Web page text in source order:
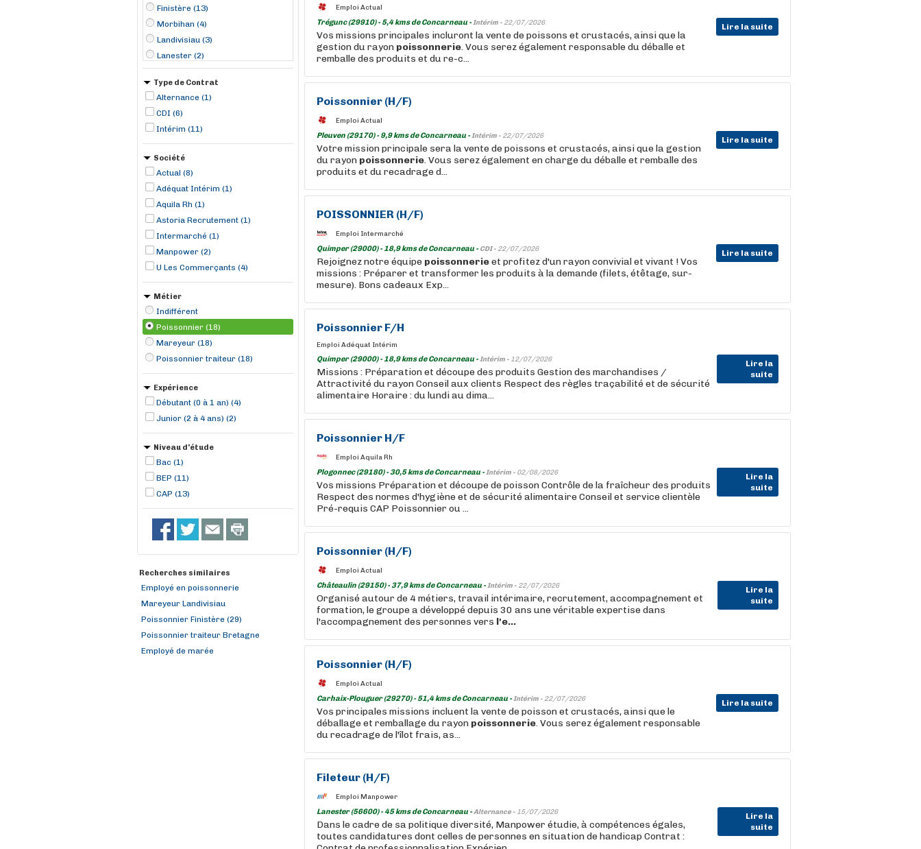
Finistère (13)
Morbihan (4)
Landivisiau (3)
Lanester (2)
Quimper (2)
Baud (1)
Belz (1)
Brest (1)
Carhaix-Plouguer (1)
Type de Contrat
Alternance (1)
CDI (6)
Intérim (11)
Société
Actual (8)
Adéquat Intérim (1)
Aquila Rh (1)
Astoria Recrutement (1)
Intermarché (1)
Manpower (2)
U Les Commerçants (4)
Métier
Indifférent
Poissonnier (18)
Mareyeur (18)
Poissonnier traiteur (18)
Expérience
Débutant (0 à 1 an) (4)
Junior (2 à 4 ans) (2)
Niveau d'étude
Bac (1)
BEP (11)
CAP (13)
Recherches similaires
Employé en poissonnerie
Mareyeur Landivisiau
Poissonnier Finistère (29)
Poissonnier traiteur Bretagne
Employé de marée
Emploi Actual
Trégunc (29910) - 5,4 kms de Concarneau -Intérim - 22/07/2026 Lire la suite
Vos missions principales incluront la vente de poissons et crustacés, ainsi que la
gestion du rayon poissonnerie. Vous serez également responsable du déballe et
remballe des produits et du re-c...
Poissonnier (H/F)
Emploi Actual
Pleuven (29170) - 9,9 kms de Concarneau -Intérim - 22/07/2026 Lire la suite
Votre mission principale sera la vente de poissons et crustacés, ainsi que la gestion
du rayon poissonnerie. Vous serez également en charge du déballe et remballe des
produits et du recadrage d...
POISSONNIER (H/F)
Emploi Intermarché
Quimper (29000) - 18,9 kms de Concarneau -CDI - 22/07/2026 Lire la suite
Rejoignez notre équipe poissonnerieet profitez d'un rayon convivial et vivant ! Vos
missions : Préparer et transformer les produits à la demande (filets, étêtage, sur-
mesure). Bons cadeaux Exp...
Poissonnier F/H
Emploi Adéquat Intérim
Quimper (29000) - 18,9 kms de Concarneau -Intérim - 12/07/2026
Lire la
suite
Missions : Préparation et découpe des produits Gestion des marchandises /
Attractivité du rayon Conseil aux clients Respect des règles traçabilité et de sécurité
alimentaire Horaire : du lundi au dima...
Poissonnier H/F
Emploi Aquila Rh
Plogonnec (29180) - 30,5 kms de Concarneau -Intérim - 02/08/2026
Lire la
suite
Vos missions Préparation et découpe de poisson Contrôle de la fraîcheur des produits
Respect des normes d'hygiène et de sécurité alimentaire Conseil et service clientèle
Pré-requis CAP Poissonnier ou ...
Poissonnier (H/F)
Emploi Actual
Châteaulin (29150) - 37,9 kms de Concarneau -Intérim - 22/07/2026
Lire la
suite
Organisé autour de 4 métiers, travail intérimaire, recrutement, accompagnement et
formation, le groupe a développé depuis 30 ans une véritable expertise dans
l'accompagnement des personnes vers l'e...
Poissonnier (H/F)
Emploi Actual
Carhaix-Plouguer (29270) - 51,4 kms de Concarneau -Intérim - 22/07/2026 Lire la suite
Vos principales missions incluent la vente de poisson et crustacés, ainsi que le
déballage et remballage du rayon poissonnerie. Vous serez également responsable
du recadrage de l'îlot frais, as...
Fileteur (H/F)
Emploi Manpower
Lanester (56600) - 45 kms de Concarneau -Alternance - 15/07/2026
Lire la
suite
Dans le cadre de sa politique diversité, Manpower étudie, à compétences égales,
toutes candidatures dont celles de personnes en situation de handicap Contrat :